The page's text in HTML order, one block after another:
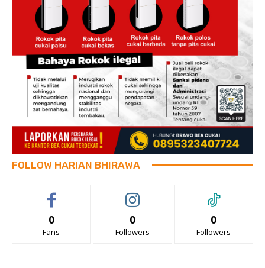
FOLLOW HARIAN BHIRAWA
0
Fans
0
Followers
0
Followers